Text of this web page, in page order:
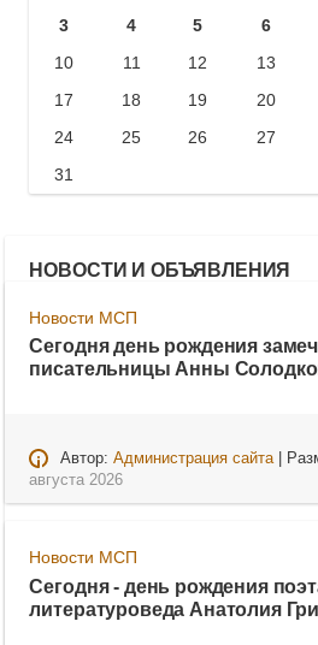
3
4 5 6
10
11 12 13
17
18 19 20
24
25 26 27
31
НОВОСТИ И ОБЪЯВЛЕНИЯ
Новости МСП
Сегодня день рождения
писательницы Анны
Автор: Администрация сайта|
августа 2026
Новости МСП
Сегодня - день рождения
литературоведа Анатолия